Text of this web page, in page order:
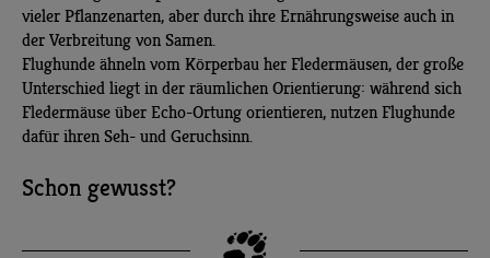
vieler Pflanzenarten, aber durch ihre Ernährungsweise auch in
der Verbreitung von Samen.
Flughunde ähneln vom Körperbau her Fledermäusen, der große
Unterschied liegt in der räumlichen Orientierung: während sich
Fledermäuse über Echo-Ortung orientieren, nutzen Flughunde
dafür ihren Seh- und Geruchsinn.
Schon gewusst?